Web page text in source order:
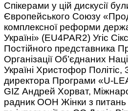
Спікерами у цій дискусії
Європейського Союзу
комплексної реформи
Україні» (EU4PAR2) Угіс
Постійного представника
Організації Об’єднаних
Україні Христофор Політіс,
директора Програми «U-
GIZ Андрей Хорват,
радник ООН Жінки з питань